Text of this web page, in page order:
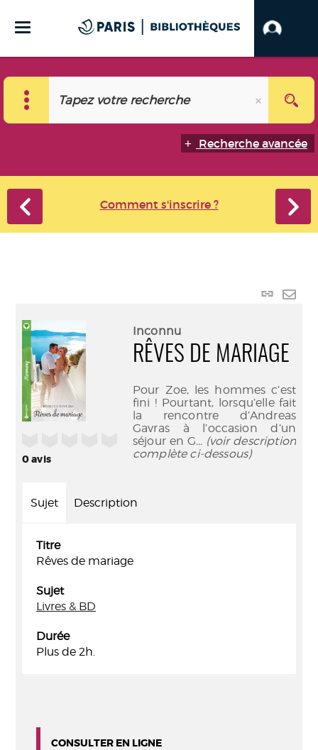
Recherche avancée
Comment s'inscrire ?
Lien
mail
0avis
Inconnu
RÊVES DE MARIAGE
Pour Zoe, les hommes c’est
fini ! Pourtant, lorsqu’elle fait
la rencontre d’Andreas
Gavras à l’occasion d’un
séjour en G... (voir description
complète ci-dessous)
Sujet Description
Titre
Rêves de mariage
Sujet
Livres & BD
Durée
Plus de 2h.
CONSULTER EN LIGNE